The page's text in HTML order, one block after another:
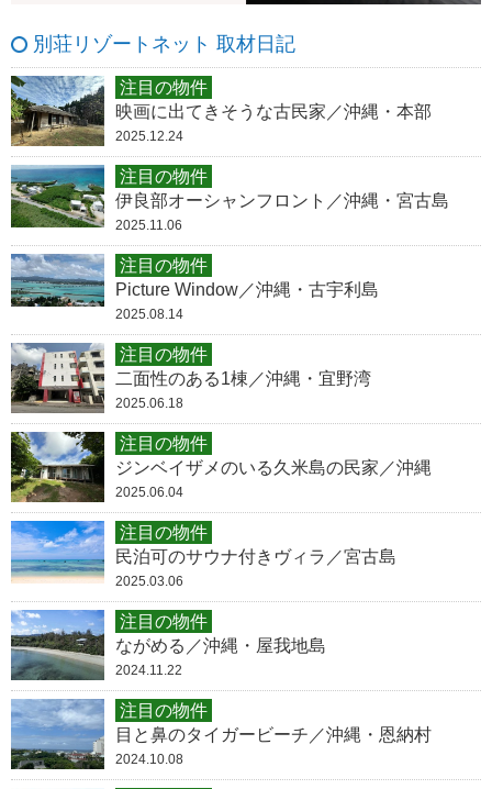
別荘リゾートネット 取材日記
注目の物件
映画に出てきそうな古民家／沖縄・本部
2025.12.24
注目の物件
伊良部オーシャンフロント／沖縄・宮古島
2025.11.06
注目の物件
Picture Window／沖縄・古宇利島
2025.08.14
注目の物件
二面性のある1棟／沖縄・宜野湾
2025.06.18
注目の物件
ジンベイザメのいる久米島の民家／沖縄
2025.06.04
注目の物件
民泊可のサウナ付きヴィラ／宮古島
2025.03.06
注目の物件
ながめる／沖縄・屋我地島
2024.11.22
注目の物件
目と鼻のタイガービーチ／沖縄・恩納村
2024.10.08